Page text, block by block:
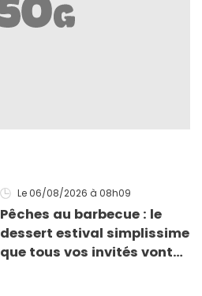
Le 06/08/2026 à 08h09
Pêches au barbecue : le
dessert estival simplissime
que tous vos invités vont